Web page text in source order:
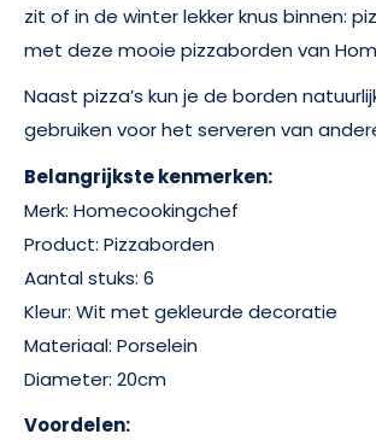
zit of in de winter lekker knus binnen:
met deze mooie pizzaborden van
Naast pizza’s kun je de borden
gebruiken voor het serveren van
Belangrijkste kenmerken:
Merk: Homecookingchef
Product: Pizzaborden
Aantal stuks: 6
Kleur: Wit met gekleurde decoratie
Materiaal: Porselein
Diameter: 20cm
Voordelen: